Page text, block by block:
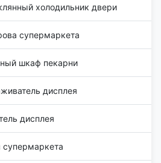
холодильник двери
супермаркета
шкаф пекарни
дисплея
дисплея
супермаркета